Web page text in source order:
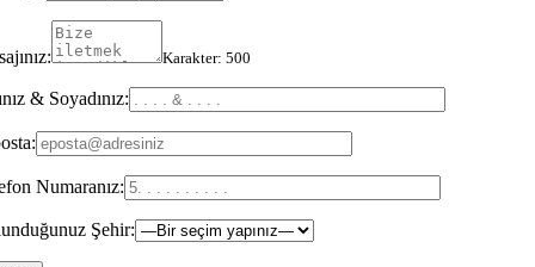
Karakter: 500
& Soyadınız:
Numaranız:
Şehir: